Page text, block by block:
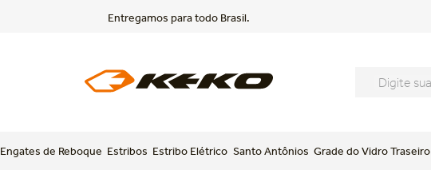
Entregamos para todo Brasil.
Engates de Reboque Estribos Estribo Elétrico Santo Antônios Grade do Vidro Traseiro